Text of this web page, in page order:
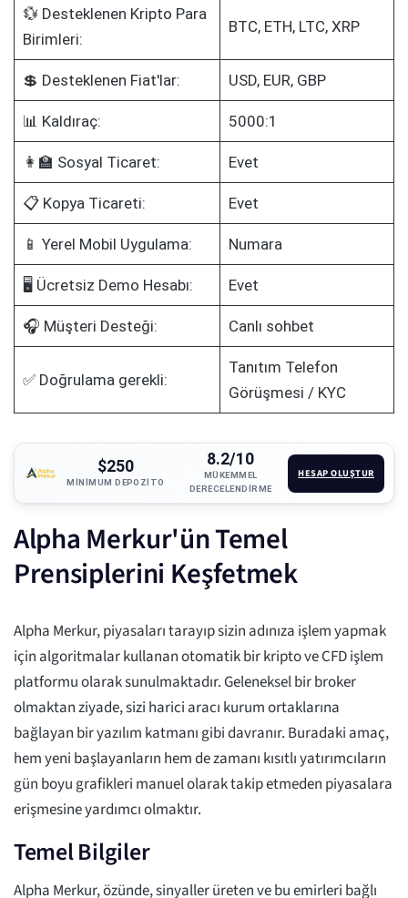
💱 Desteklenen Kripto Para
Birimleri:
BTC, ETH, LTC, XRP
💲 Desteklenen Fiat'lar: USD, EUR, GBP
📊 Kaldıraç: 5000:1
👩‍🏫 Sosyal Ticaret: Evet
📋 Kopya Ticareti: Evet
📱 Yerel Mobil Uygulama: Numara
🖥️ Ücretsiz Demo Hesabı: Evet
🎧 Müşteri Desteği: Canlı sohbet
✅ Doğrulama gerekli:
Tanıtım Telefon
Görüşmesi / KYC
$250
MINIMUM DEPOZITO
8.2/10
MÜKEMMEL
DERECELENDIRME
HESAP OLUŞTUR
Alpha Merkur'ün Temel
Prensiplerini Keşfetmek
Alpha Merkur, piyasaları tarayıp sizin adınıza işlem yapmak
için algoritmalar kullanan otomatik bir kripto ve CFD işlem
platformu olarak sunulmaktadır. Geleneksel bir broker
olmaktan ziyade, sizi harici aracı kurum ortaklarına
bağlayan bir yazılım katmanı gibi davranır. Buradaki amaç,
hem yeni başlayanların hem de zamanı kısıtlı yatırımcıların
gün boyu grafikleri manuel olarak takip etmeden piyasalara
erişmesine yardımcı olmaktır.
Temel Bilgiler
Alpha Merkur, özünde, sinyaller üreten ve bu emirleri bağlı